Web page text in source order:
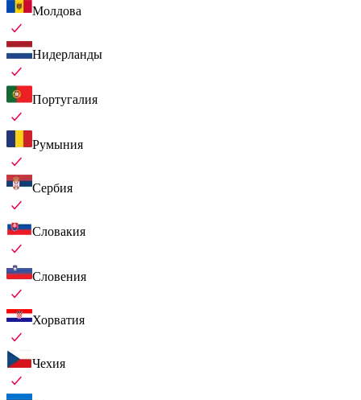
Молдова
Нидерланды
Португалия
Румыния
Сербия
Словакия
Словения
Хорватия
Чехия